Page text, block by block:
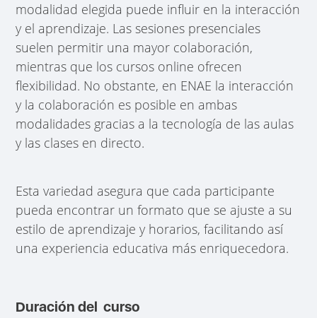
modalidad elegida puede influir en la interacción
y el aprendizaje. Las sesiones presenciales
suelen permitir una mayor colaboración,
mientras que los cursos online ofrecen
flexibilidad. No obstante, en ENAE la interacción
y la colaboración es posible en ambas
modalidades gracias a la tecnología de las aulas
y las clases en directo.
Esta variedad asegura que cada participante
pueda encontrar un formato que se ajuste a su
estilo de aprendizaje y horarios, facilitando así
una experiencia educativa más enriquecedora.
Duración del curso